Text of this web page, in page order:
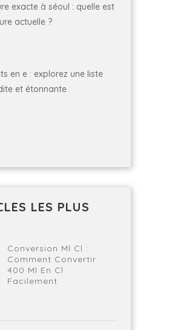
exacte à séoul : quelle est
actuelle ?
en e : explorez une liste
et étonnante
LES PLUS
Conversion Ml Cl :
Comment Convertir
400 Ml En Cl
Facilement